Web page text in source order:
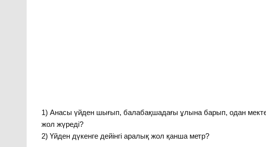
1) Анасы үйден шығып, балабақшадағы ұлына барып, одан
жол жүреді?
2) Үйден дүкенге дейінгі аралық жол қанша метр?